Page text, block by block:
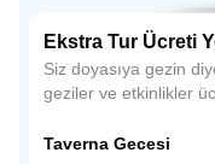
Ekstra Tur Ücreti
Siz doyasıya gezin
geziler ve etkinlikler
Taverna Gecesi